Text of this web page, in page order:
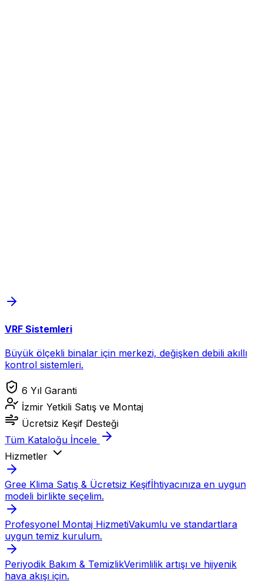
VRF Sistemleri
Büyük ölçekli binalar için merkezi, değişken debili akıllı
kontrol sistemleri.
6 Yıl Garanti
İzmir Yetkili Satış ve Montaj
Ücretsiz Keşif Desteği
Tüm Kataloğu İncele
Hizmetler
Gree Klima Satış & Ücretsiz Keşifİhtiyacınıza en uygun
modeli birlikte seçelim.
Profesyonel Montaj HizmetiVakumlu ve standartlara
uygun temiz kurulum.
Periyodik Bakım & TemizlikVerimlilik artışı ve hijyenik
hava akışı için.